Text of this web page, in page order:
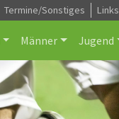
Termine/Sonstiges Links
Männer Jugend